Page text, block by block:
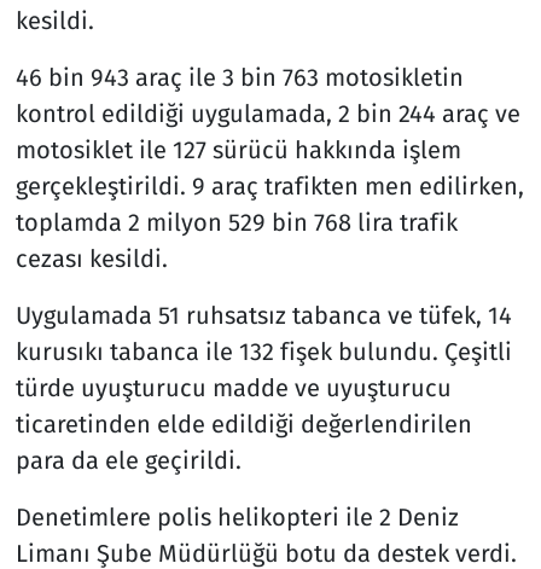
kesildi.
46 bin 943 araç ile 3 bin 763 motosikletin
kontrol edildiği uygulamada, 2 bin 244 araç ve
motosiklet ile 127 sürücü hakkında işlem
gerçekleştirildi. 9 araç trafikten men edilirken,
toplamda 2 milyon 529 bin 768 lira trafik
cezası kesildi.
Uygulamada 51 ruhsatsız tabanca ve tüfek, 14
kurusıkı tabanca ile 132 fişek bulundu. Çeşitli
türde uyuşturucu madde ve uyuşturucu
ticaretinden elde edildiği değerlendirilen
para da ele geçirildi.
Denetimlere polis helikopteri ile 2 Deniz
Limanı Şube Müdürlüğü botu da destek verdi.